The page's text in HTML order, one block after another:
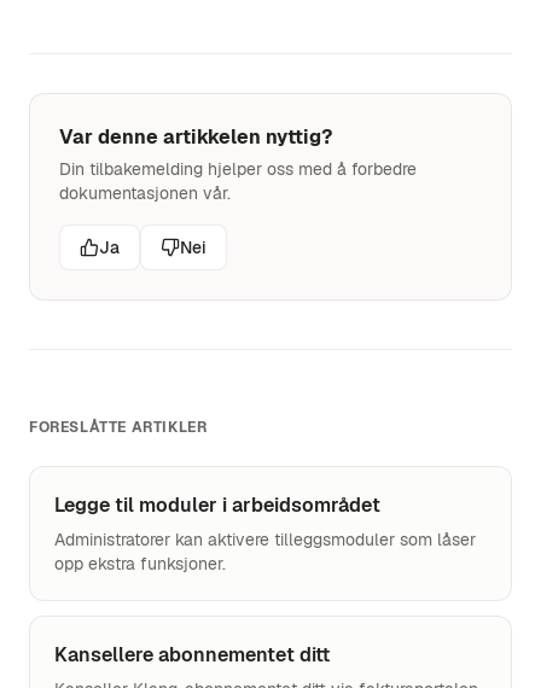
Var denne artikkelen nyttig?
Din tilbakemelding hjelper oss med å forbedre
dokumentasjonen vår.
Ja Nei
FORESLÅTTE ARTIKLER
Legge til moduler i arbeidsområdet
Administratorer kan aktivere tilleggsmoduler som låser
opp ekstra funksjoner.
Kansellere abonnementet ditt